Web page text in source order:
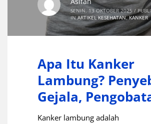
SENIN, 13 OKTOBER 2025 /
IN ARTIKEL KESEHATAN,KANKER
Apa Itu Kanker
Lambung?
Gejala,
Kanker lambung adalah